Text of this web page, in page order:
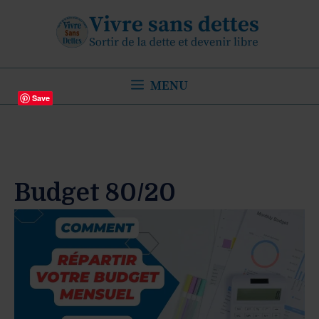
MENU
Budget 80/20
Save